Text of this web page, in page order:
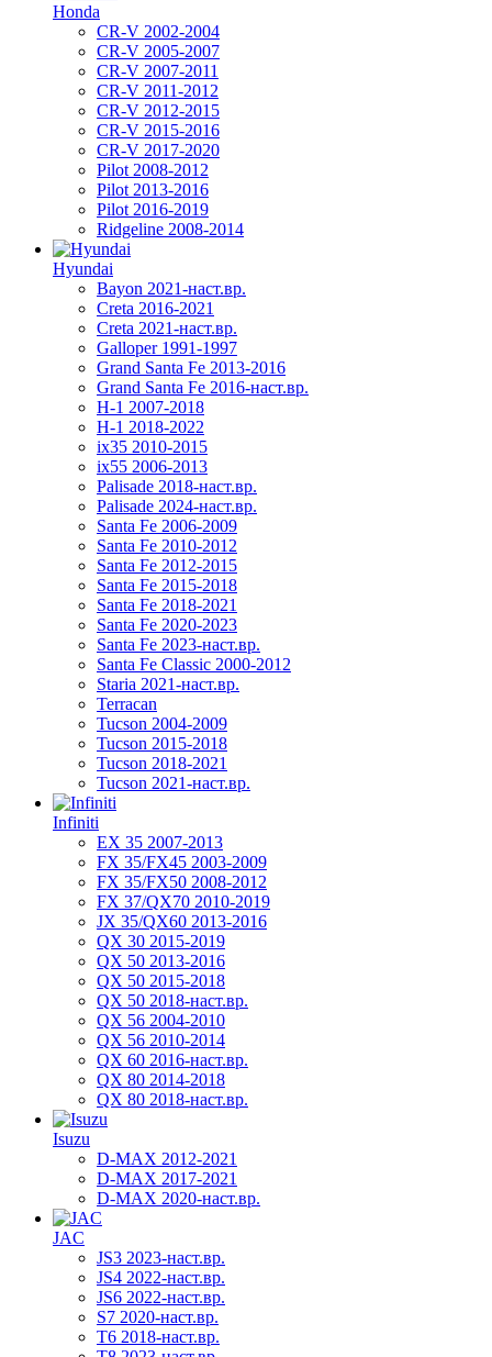
Honda
CR-V 2002-2004
CR-V 2005-2007
CR-V 2007-2011
CR-V 2011-2012
CR-V 2012-2015
CR-V 2015-2016
CR-V 2017-2020
Pilot 2008-2012
Pilot 2013-2016
Pilot 2016-2019
Ridgeline 2008-2014
Hyundai
Bayon 2021-наст.вр.
Creta 2016-2021
Creta 2021-наст.вр.
Galloper 1991-1997
Grand Santa Fe 2013-2016
Grand Santa Fe 2016-наст.вр.
H-1 2007-2018
H-1 2018-2022
ix35 2010-2015
ix55 2006-2013
Palisade 2018-наст.вр.
Palisade 2024-наст.вр.
Santa Fe 2006-2009
Santa Fe 2010-2012
Santa Fe 2012-2015
Santa Fe 2015-2018
Santa Fe 2018-2021
Santa Fe 2020-2023
Santa Fe 2023-наст.вр.
Santa Fe Classic 2000-2012
Staria 2021-наст.вр.
Terracan
Tucson 2004-2009
Tucson 2015-2018
Tucson 2018-2021
Tucson 2021-наст.вр.
Infiniti
EX 35 2007-2013
FX 35/FX45 2003-2009
FX 35/FX50 2008-2012
FX 37/QX70 2010-2019
JX 35/QX60 2013-2016
QX 30 2015-2019
QX 50 2013-2016
QX 50 2015-2018
QX 50 2018-наст.вр.
QX 56 2004-2010
QX 56 2010-2014
QX 60 2016-наст.вр.
QX 80 2014-2018
QX 80 2018-наст.вр.
Isuzu
D-MAX 2012-2021
D-MAX 2017-2021
D-MAX 2020-наст.вр.
JAC
JS3 2023-наст.вр.
JS4 2022-наст.вр.
JS6 2022-наст.вр.
S7 2020-наст.вр.
T6 2018-наст.вр.